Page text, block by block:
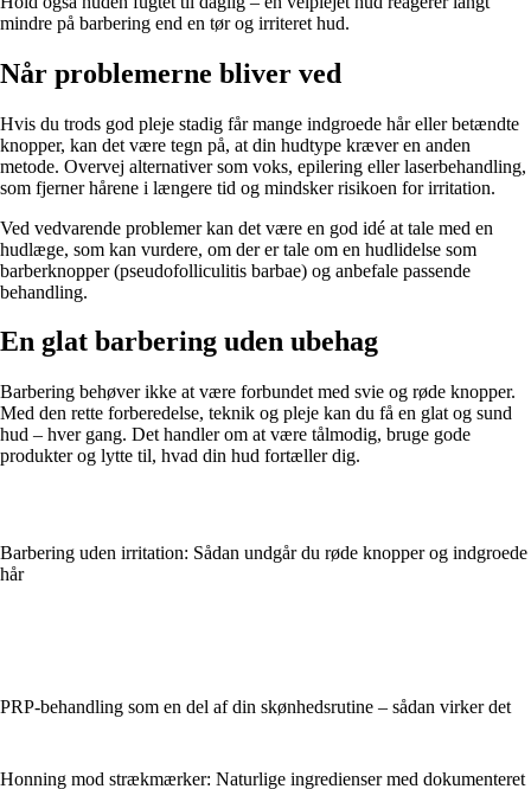
mindre på barbering end en tør og irriteret hud.
Når problemerne bliver ved
Hvis du trods god pleje stadig får mange indgroede hår eller betændte
knopper, kan det være tegn på, at din hudtype kræver en anden
metode. Overvej alternativer som voks, epilering eller laserbehandling,
som fjerner hårene i længere tid og mindsker risikoen for irritation.
Ved vedvarende problemer kan det være en god idé at tale med en
hudlæge, som kan vurdere, om der er tale om en hudlidelse som
barberknopper (pseudofolliculitis barbae) og anbefale passende
behandling.
En glat barbering uden ubehag
Barbering behøver ikke at være forbundet med svie og røde knopper.
Med den rette forberedelse, teknik og pleje kan du få en glat og sund
hud – hver gang. Det handler om at være tålmodig, bruge gode
produkter og lytte til, hvad din hud fortæller dig.
Barbering uden irritation: Sådan undgår du røde knopper og indgroede
hår
PRP-behandling som en del af din skønhedsrutine – sådan virker det
Honning mod strækmærker: Naturlige ingredienser med dokumenteret